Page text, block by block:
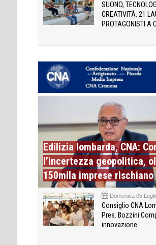
SUONO,
CREATIVITÀ: 21
PROTAGONISTI A
Edilizia lombarda, CNA:
l’incertezza geopolitica,
150mila imprese rischiano
Domenica 05
Consiglio CNA
Pres.
innovazione